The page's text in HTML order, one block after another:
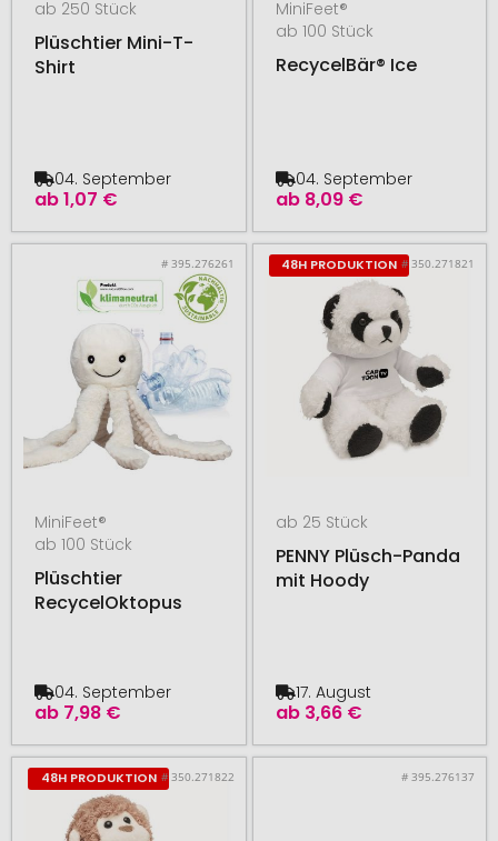
ab 250 Stück
Plüschtier Mini-T-
Shirt
ab1,07 €
04. September
MiniFeet®
ab 100 Stück
RecycelBär® Ice
ab 8,09 €
04. September
# 395.276261
MiniFeet®
ab 100 Stück
Plüschtier
RecycelOktopus
ab 7,98 €
04. September
48H PRODUKTION # 350.271821
ab 25 Stück
PENNY Plüsch-Panda
mit Hoody
ab 3,66 €
17. August
48H PRODUKTION # 350.271822 # 395.276137